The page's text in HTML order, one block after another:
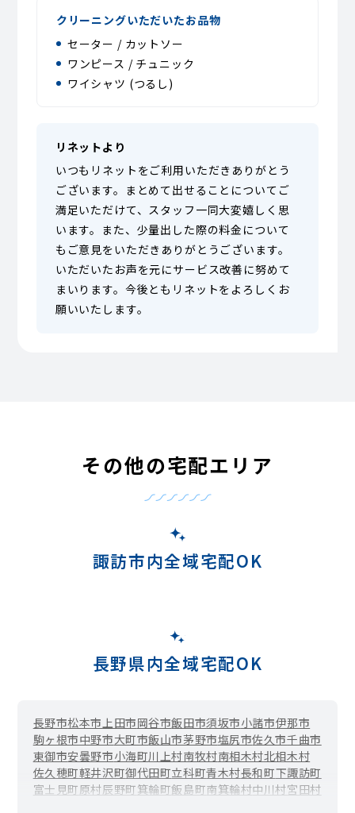
クリーニングいただいたお品物
セーター / カットソー
ワンピース / チュニック
ワイシャツ (つるし)
リネットより
いつもリネットをご利用いただきありがとう
ございます。まとめて出せることについてご
満足いただけて、スタッフ一同大変嬉しく思
います。また、少量出した際の料金について
もご意見をいただきありがとうございます。
いただいたお声を元にサービス改善に努めて
まいります。今後ともリネットをよろしくお
願いいたします。
その他の宅配エリア
諏訪市内全域宅配OK
長野県内全域宅配OK
長野市松本市 上田市岡谷市飯田市須坂市小諸市伊那市
駒ヶ根市中野市大町市飯山市茅野市塩尻市佐久市千曲市
東御市安曇野市小海町川上村南牧村南相木村北相木村
佐久穂町軽井沢町御代田町立科町青木村長和町下諏訪町
富士見町原村辰野町箕輪町飯島町南箕輪村中川村宮田村